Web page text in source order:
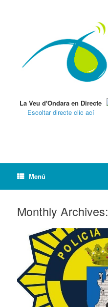
La Veu d'Ondara en Directe
Escoltar directe clic ací
Menú
Monthly Archives: